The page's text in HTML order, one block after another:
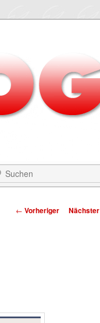
Beitragsnavigation
← Vorheriger Nächster